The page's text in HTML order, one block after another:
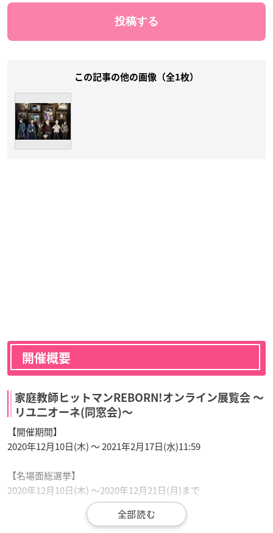
この記事の他の画像（全1枚）
開催概要
家庭教師ヒットマンREBORN!オンライン展覧会 〜
リユ二オーネ(同窓会)〜
【開催期間】
2020年12月10日(木) ～ 2021年2月17日(水)11:59
【名場面総選挙】
2020年12月10日(木) ～2020年12月21日(月)まで